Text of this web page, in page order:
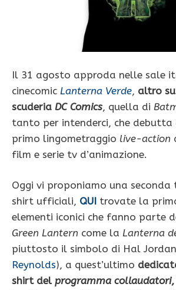
Il 31 agosto approda nelle sale
cinecomic Lanterna Verde, altro
scuderia DC Comics, quella di
tanto per intenderci, che debutta
primo lingometraggio live-action
film e serie tv d’animazione.
Oggi vi proponiamo una
shirt ufficiali, QUI trovate la
elementi iconici che fanno parte
Green Lantern come la Lanterna
piuttosto il simbolo di Hal
Reynolds), a quest’ultimo
shirt del programma collaudatori,